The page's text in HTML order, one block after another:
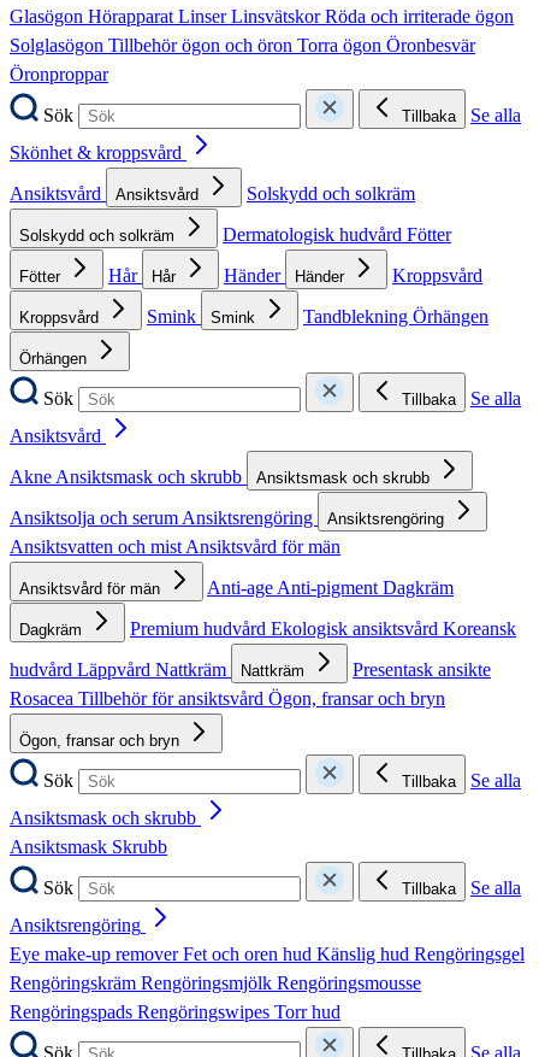
Glasögon HörapparatLinserLinsvätskorRöda och irriterade ögon
Solglasögon Tillbehör ögon och öron Torra ögon Öronbesvär
Öronproppar
Sök
Tillbaka
Se alla
Skönhet & kroppsvård
Ansiktsvård
Ansiktsvård Solskydd och solkräm
Solskydd och solkräm Dermatologisk hudvård Fötter
Fötter Hår Hår Händer Händer Kroppsvård
Kroppsvård Smink Smink Tandblekning Örhängen
Örhängen
Sök Tillbaka
Se alla
Ansiktsvård
AkneAnsiktsmask och skrubb Ansiktsmask och skrubb
Ansiktsolja och serumAnsiktsrengöring Ansiktsrengöring
Ansiktsvatten och mistAnsiktsvård för män
Ansiktsvård för män Anti-ageAnti-pigmentDagkräm
Dagkräm Premium hudvård Ekologisk ansiktsvård Koreansk
hudvård Läppvård Nattkräm Nattkräm
Presentask ansikte
Rosacea Tillbehör för ansiktsvård Ögon, fransar och bryn
Ögon, fransar och bryn
Sök Tillbaka
Se alla
Ansiktsmask och skrubb
Ansiktsmask Skrubb
Sök
Tillbaka
Se alla
Ansiktsrengöring
Eye make-up removerFet och oren hud Känslig hud Rengöringsgel
Rengöringskräm Rengöringsmjölk Rengöringsmousse
Rengöringspads Rengöringswipes Torr hud